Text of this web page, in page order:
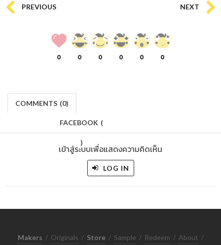
PREVIOUS NEXT
0 0 0 0 0 0
COMMENTS (0)
FACEBOOK (
)
เข้าสู่ระบบเพื่อแสดงความคิดเห็น
LOG IN
Makers / Originals / Store / Sample / Redeem / About /